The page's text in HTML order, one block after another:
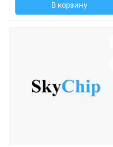
В корзину